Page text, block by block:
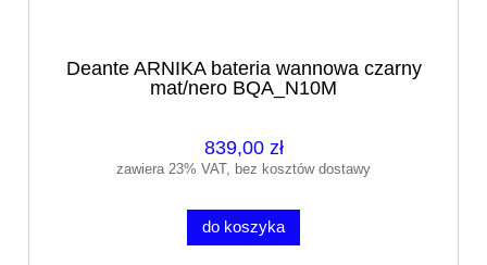
Deante ARNIKA bateria wannowa czarny
mat/nero BQA_N10M
839,00 zł
zawiera 23% VAT, bez kosztów dostawy
do koszyka